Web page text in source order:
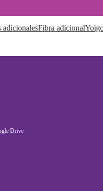
adicionalesFibra adicional
Drive